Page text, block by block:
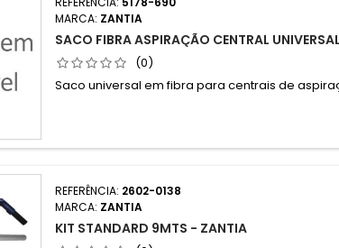
MARCA: ZANTIA
SACO FIBRA ASPIRAÇÃO CENTRAL
(0)
Saco universal em fibra para centrais de
REFERÊNCIA: 2602-0138
MARCA: ZANTIA
KIT STANDARD 9MTS - ZANTIA